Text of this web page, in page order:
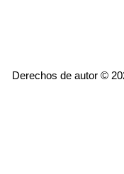
Derechos de autor ©